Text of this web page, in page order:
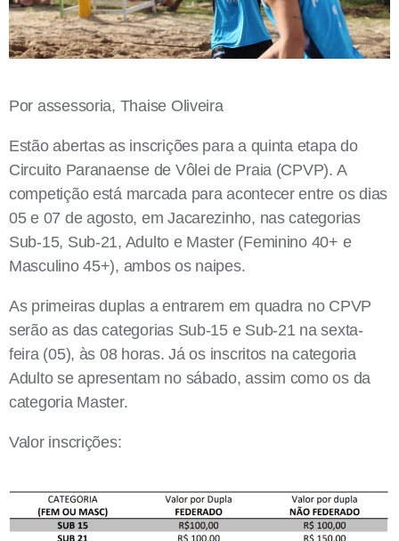
Por assessoria, Thaise Oliveira
Estão abertas as inscrições para a quinta etapa do
Circuito Paranaense de Vôlei de Praia (CPVP). A
competição está marcada para acontecer entre os dias
05 e 07 de agosto, em Jacarezinho, nas categorias
Sub-15, Sub-21, Adulto e Master (Feminino 40+ e
Masculino 45+), ambos os naipes.
As primeiras duplas a entrarem em quadra no CPVP
serão as das categorias Sub-15 e Sub-21 na sexta-
feira (05), às 08 horas. Já os inscritos na categoria
Adulto se apresentam no sábado, assim como os da
categoria Master.
Valor inscrições: